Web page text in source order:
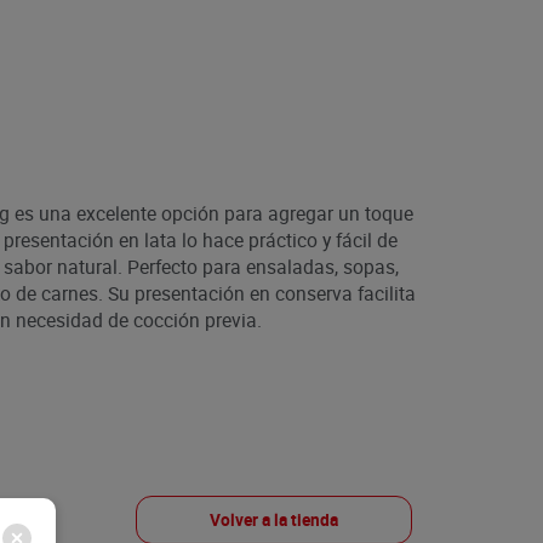
es una excelente opción para agregar un toque
en lata lo hace práctico y fácil de
natural. Perfecto para ensaladas, sopas,
de carnes. Su presentación en conserva facilita
necesidad de cocción previa.
Volver a la tienda